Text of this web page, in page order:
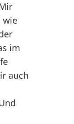
wie
im
auch